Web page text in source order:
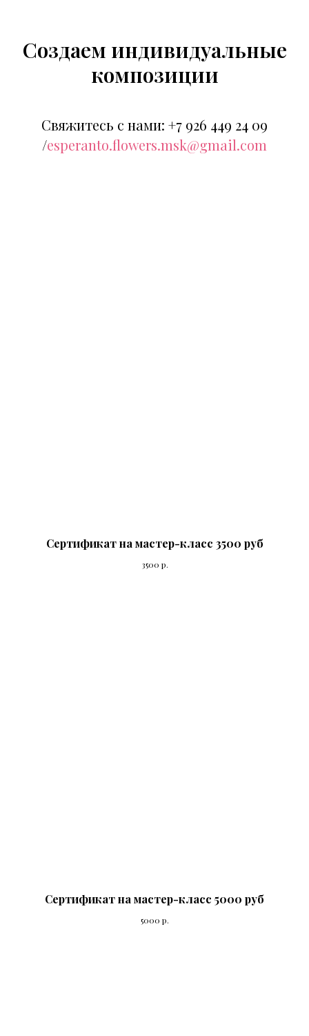
Создаем индивидуальные
композиции
Свяжитесь с нами: +7 926 449 24 09
/esperanto.flowers.msk@gmail.com
Сертификат на мастер-класс 3500 руб
3500 р.
Сертификат на мастер-класс 5000 руб
5000 р.